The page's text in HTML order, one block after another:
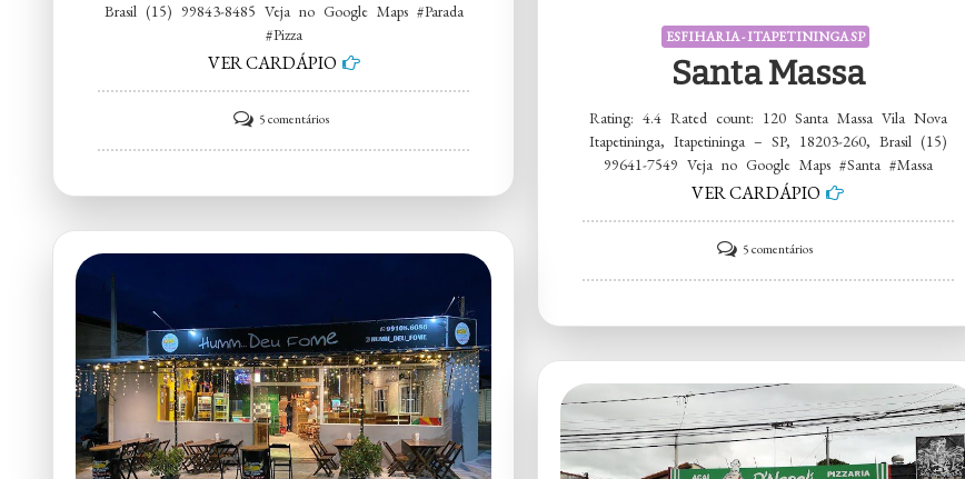
Brasil (15) 99843-8485 Veja no Google Maps #Parada
#Pizza
VER CARDÁPIO
5 comentáriosem
Parada
ESFIHARIA - ITAPETININGA SP
Santa Massa
Rating: 4.4 Rated count: 120 Santa Massa Vila Nova
Itapetininga, Itapetininga – SP, 18203-260, Brasil (15)
99641-7549 Veja no Google Maps #Santa #Massa
VER CARDÁPIO
5 comentáriosem
Santa